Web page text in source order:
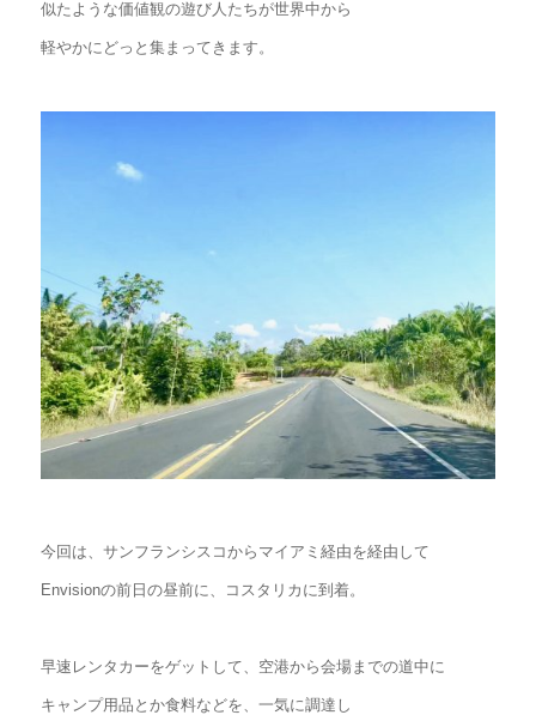
似たような価値観の遊び人たちが世界中から
軽やかにどっと集まってきます。
今回は、サンフランシスコからマイアミ経由を経由して
Envisionの前日の昼前に、コスタリカに到着。
早速レンタカーをゲットして、空港から会場までの道中に
キャンプ用品とか食料などを、一気に調達し